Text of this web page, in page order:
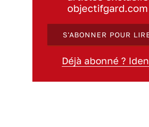
objectifgard.com
S'ABONNER POUR
Déjà abonné ?